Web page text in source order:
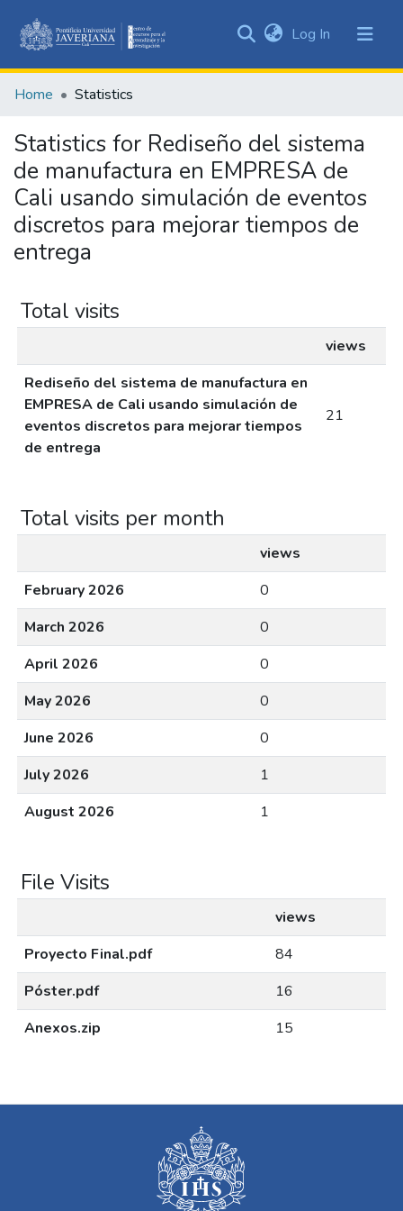
&
All of DSpace
Log In (current)
Home Statistics
Statistics for Rediseño del sistema
de manufactura en EMPRESA de
Cali usando simulación de eventos
discretos para mejorar tiempos de
entrega
Total visits
views
Rediseño del sistema de manufactura en
EMPRESA de Cali usando simulación de
eventos discretos para mejorar tiempos
de entrega
21
Total visits per month
views
February 2026
0
March 2026
0
April 2026
0
May 2026
0
June 2026
0
July 2026
1
August 2026
1
File Visits
views
Proyecto Final.pdf
84
Póster.pdf
16
Anexos.zip
15